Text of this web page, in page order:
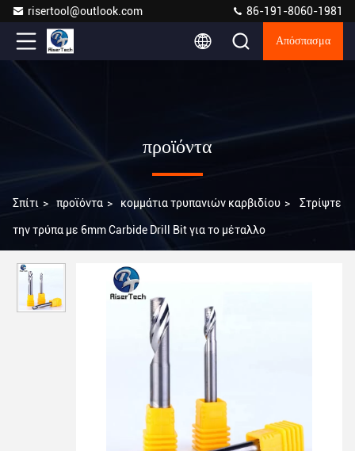
risertool@outlook.com 86-191-8060-1981
Απόσπασμα
προϊόντα
Σπίτι > προϊόντα > κομμάτια τρυπανιών καρβιδίου > Στρίψτε
την τρύπα με 6mm Carbide Drill Bit για το μέταλλο